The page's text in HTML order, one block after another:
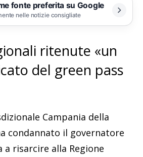
fonte preferita su Google
nelle notizie consigliate
ritenute «un
del green pass
Campania della
condannato il governatore
a risarcire alla Regione